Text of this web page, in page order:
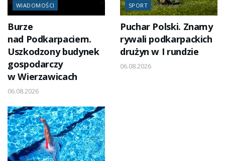
WIADOMOŚCI
Burze
nad Podkarpaciem.
Uszkodzony budynek
gospodarczy
w Wierzawicach
06.08.2026
SPORT
Puchar Polski. Znamy
rywali podkarpackich
drużyn w I rundzie
06.08.2026